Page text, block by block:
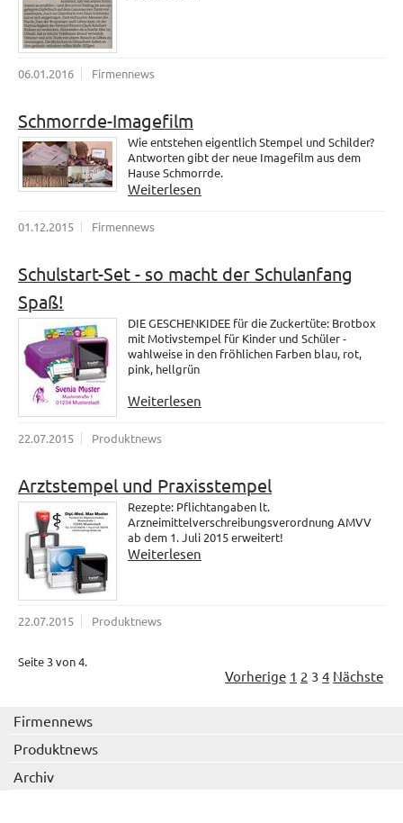
06.01.2016 Firmennews
Schmorrde-Imagefilm
Wie entstehen eigentlich Stempel und Schilder?
Antworten gibt der neue Imagefilm aus dem
Hause Schmorrde.
Weiterlesen
01.12.2015 Firmennews
Schulstart-Set - so macht der Schulanfang
Spaß!
DIE GESCHENKIDEE für die Zuckertüte: Brotbox
mit Motivstempel für Kinder und Schüler -
wahlweise in den fröhlichen Farben blau, rot,
pink, hellgrün
Weiterlesen
22.07.2015 Produktnews
Arztstempel und Praxisstempel
Rezepte: Pflichtangaben lt.
Arzneimittelverschreibungsverordnung AMVV
ab dem 1. Juli 2015 erweitert!
Weiterlesen
22.07.2015 Produktnews
Seite 3 von 4.
Vorherige 1 2 3 4 Nächste
Firmennews
Produktnews
Archiv